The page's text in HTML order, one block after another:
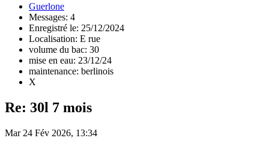
Guerlone
Messages: 4
Enregistré le: 25/12/2024
Localisation: E rue
volume du bac: 30
mise en eau: 23/12/24
maintenance: berlinois
X
Re: 30l 7 mois
Mar 24 Fév 2026, 13:34